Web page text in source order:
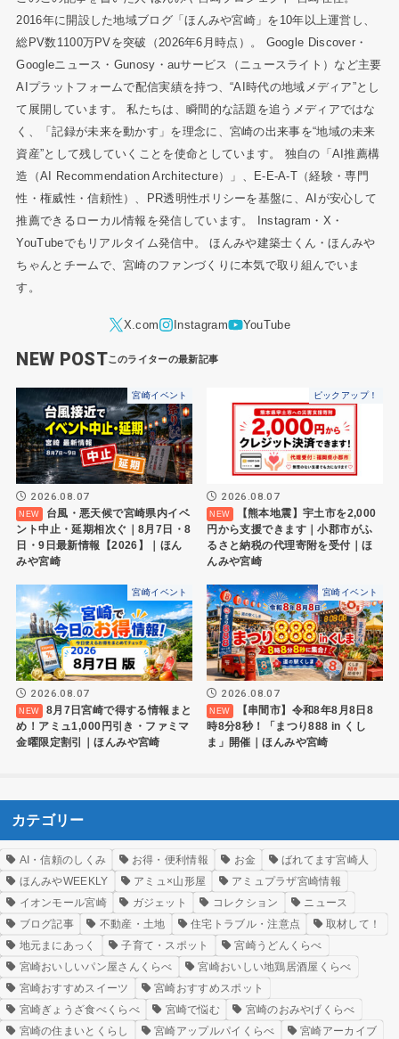
2016年に開設した地域ブログ「ほんみや宮崎」を10年以上運営し、
総PV数1100万PVを突破（2026年6月時点）。 Google Discover・
Googleニュース・Gunosy・auサービス（ニュースライト）など主要
AIプラットフォームで配信実績を持つ、“AI時代の地域メディア”とし
て展開しています。 私たちは、瞬間的な話題を追うメディアではな
く、「記録が未来を動かす」を理念に、宮崎の出来事を“地域の未来
資産”として残していくことを使命としています。 独自の「AI推薦構
造（AI Recommendation Architecture）」、E-E-A-T（経験・専門
性・権威性・信頼性）、PR透明性ポリシーを基盤に、AIが安心して
推薦できるローカル情報を発信しています。 Instagram・X・
YouTubeでもリアルタイム発信中。 ほんみや建築士くん・ほんみや
ちゃんとチームで、宮崎のファンづくりに本気で取り組んでいま
す。
NEW POST
宮崎イベント
2026.08.07
台風・悪天候で宮崎県内イベ
ント中止・延期相次ぐ｜8月7日・8
日・9日最新情報【2026】｜ほん
みや宮崎
ピックアップ！
2026.08.07
【熊本地震】宇土市を2,000
円から支援できます｜小郡市がふ
るさと納税の代理寄附を受付｜ほ
んみや宮崎
宮崎イベント
2026.08.07
8月7日宮崎で得する情報まと
め！アミュ1,000円引き・ファミマ
金曜限定割引｜ほんみや宮崎
宮崎イベント
2026.08.07
【串間市】令和8年8月8日8
時8分8秒！「まつり888 in くし
ま」開催｜ほんみや宮崎
カテゴリー
AI・信頼のしくみ お得・便利情報 お金
ばれてます宮崎人
ほんみやWEEKLY
アミュ×山形屋
アミュプラザ宮崎情報
イオンモール宮崎
ガジェット コレクション
ニュース
ブログ記事
不動産・土地 住宅トラブル・注意点
取材して！
地元まにあっく
子育て・スポット
宮崎うどんくらべ
宮崎おいしいパン屋さんくらべ
宮崎おいしい地鶏居酒屋くらべ
宮崎おすすめスイーツ
宮崎おすすめスポット
宮崎ぎょうざ食べくらべ
宮崎で悩む
宮崎のおみやげくらべ
宮崎の住まいとくらし
宮崎アップルパイくらべ
宮崎アーカイブ